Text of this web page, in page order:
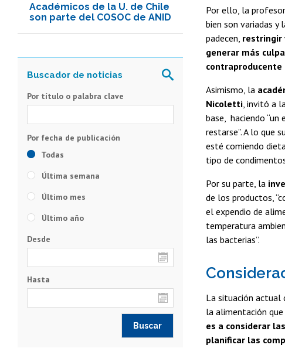
Académicos de la U. de Chile
son parte del COSOC de ANID
Por ello, la
bien son variadas
padecen, restringir
generar más
Asimismo, la
Nicoletti , invitó a
base, haciendo “un
restarse”. A lo que
esté comiendo
tipo de
Por su parte, la
de los productos,
el expendio de
temperatura
las bacterias”.
La situación actual
la alimentación
es a considerar
planificar las
Por título o palabra clave
Todas
Última semana
Último mes
Último año
Desde
Hasta